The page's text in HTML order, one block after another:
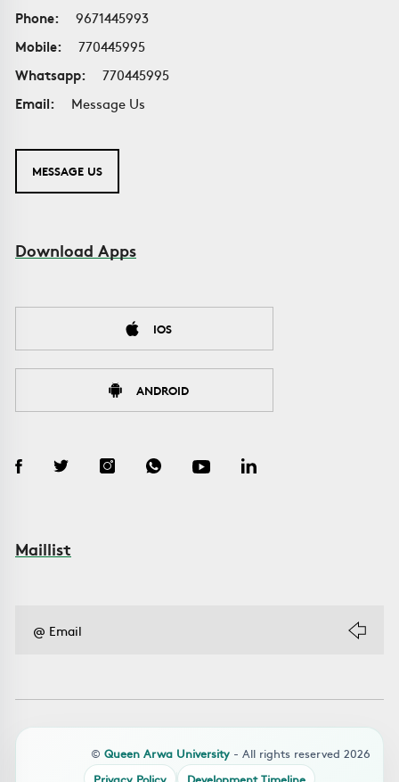
Phone:
9671445993
Mobile:
770445995
Whatsapp:
770445995
Email:
Message Us
MESSAGE US
Download Apps
IOS
ANDROID
Maillist
© Queen Arwa University - All rights reserved 2026
Privacy Policy
Development Timeline